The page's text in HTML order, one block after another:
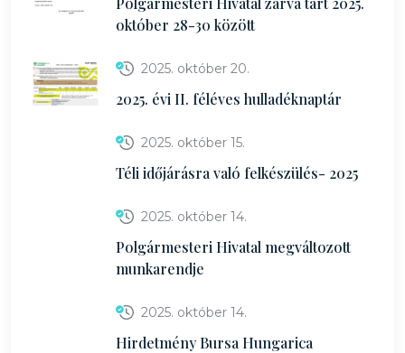
október 28-30 között
2025. október 20.
2025. évi II. féléves hulladéknaptár
2025. október 15.
Téli időjárásra való felkészülés- 2025
2025. október 14.
Polgármesteri Hivatal megváltozott
munkarendje
2025. október 14.
Hirdetmény Bursa Hungarica